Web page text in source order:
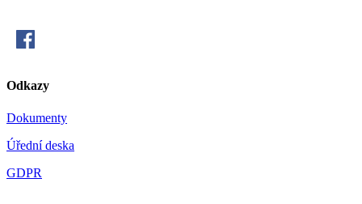
Odkazy
Dokumenty
Úřední deska
GDPR